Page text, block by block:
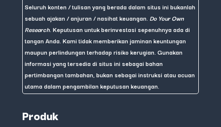
Seluruh konten / tulisan yang berada dalam situs ini bukanlah
sebuah ajakan / anjuran / nasihat keuangan. Do Your Own
Research . Keputusan untuk berinvestasi sepenuhnya ada di
tangan Anda. Kami tidak memberikan jaminan keuntungan
maupun perlindungan terhadap risiko kerugian. Gunakan
informasi yang tersedia di situs ini sebagai bahan
pertimbangan tambahan, bukan sebagai instruksi atau acuan
utama dalam pengambilan keputusan keuangan.
Produk